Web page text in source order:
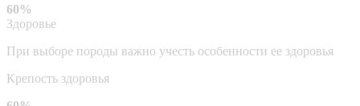
60%
Здоровье
При выборе породы важно учесть особенности ее здоровья
Крепость здоровья